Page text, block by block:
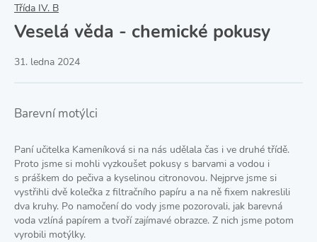
Třída IV. B
Veselá věda - chemické pokusy
31. ledna 2024
Barevní motýlci
Paní učitelka Kameníková si na nás udělala čas i ve druhé třídě.
Proto jsme si mohli vyzkoušet pokusy s barvami a vodou i
s práškem do pečiva a kyselinou citronovou. Nejprve jsme si
vystřihli dvě kolečka z filtračního papíru a na ně fixem nakreslili
dva kruhy. Po namočení do vody jsme pozorovali, jak barevná
voda vzlíná papírem a tvoří zajímavé obrazce. Z nich jsme potom
vyrobili motýlky.